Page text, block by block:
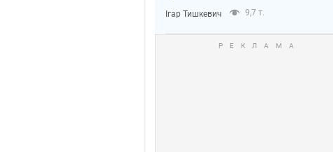
Ігар Тишкевич 9,7 т.